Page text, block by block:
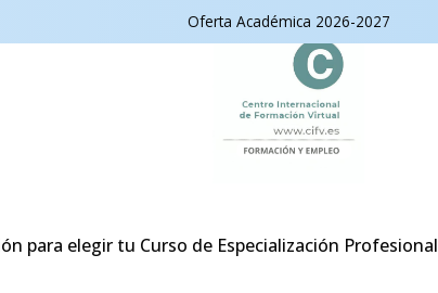
Oferta Académica 2026-2027
para elegir tu Curso de Especialización Profesional